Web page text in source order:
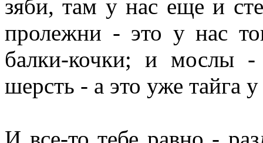
зяби, там у нас еще и
пролежни - это у нас
балки-кочки; и мослы
шерсть - а это уже тайга